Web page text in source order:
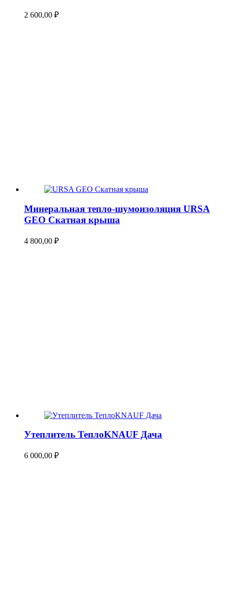
2 600,00 ₽
Минеральная тепло-шумоизоляция URSA
GEO Скатная крыша
4 800,00 ₽
Утеплитель ТеплоKNAUF Дача
6 000,00 ₽